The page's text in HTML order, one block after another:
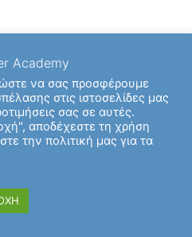
Academy
να σας προσφέρουμε
στις ιστοσελίδες μας
σας σε αυτές.
αποδέχεστε τη χρήση
την πολιτική μας για τα